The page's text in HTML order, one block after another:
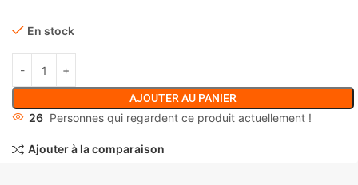
En stock
AJOUTER AU PANIER
26 Personnes qui regardent ce produit actuellement !
Ajouter à la comparaison